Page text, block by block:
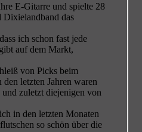
E-Gitarre und spielte 28
Dixielandband das
ich schon fast jede
auf dem Markt,
von Picks beim
letzten Jahren waren
zuletzt diejenigen von
in den letzten Monaten
so schön über die